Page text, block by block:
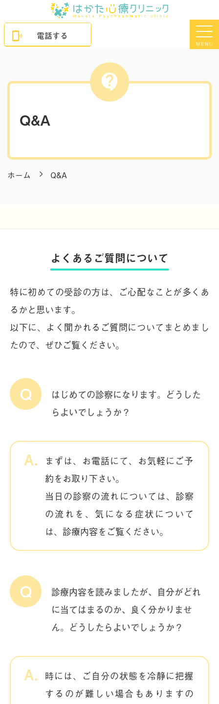
電話する
MENU
Q&A
ホーム Q&A
よくあるご質問について
特に初めての受診の方は、ご心配なことが多くあ
るかと思います。
以下に、よく聞かれるご質問についてまとめまし
たので、ぜひご覧ください。
はじめての診察になります。どうした
らよいでしょうか？
まずは、お電話にて、お気軽にご予
約をお取り下さい。
当日の診察の流れについては、診察
の流れを、気になる症状について
は、診療内容をご覧ください。
診療内容を読みましたが、自分がどれ
に当てはまるのか、良く分かりませ
ん。どうしたらよいでしょうか？
時には、ご自分の状態を冷静に把握
するのが難しい場合もありますの